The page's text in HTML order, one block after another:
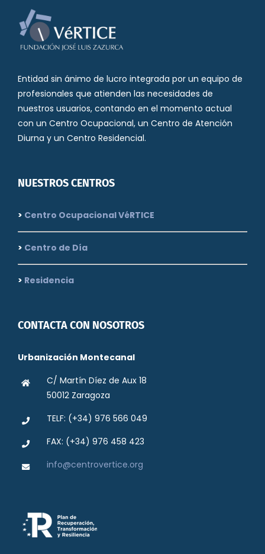
Entidad sin ánimo de lucro integrada por un equipo de
profesionales que atienden las necesidades de
nuestros usuarios, contando en el momento actual
con un Centro Ocupacional, un Centro de Atención
Diurna y un Centro Residencial.
NUESTROS CENTROS
> Centro Ocupacional VéRTICE
> Centro de Día
> Residencia
CONTACTA CON NOSOTROS
Urbanización Montecanal
C/ Martín Díez de Aux 18
50012 Zaragoza
TELF: (+34) 976 566 049
FAX: (+34) 976 458 423
info@centrovertice.org